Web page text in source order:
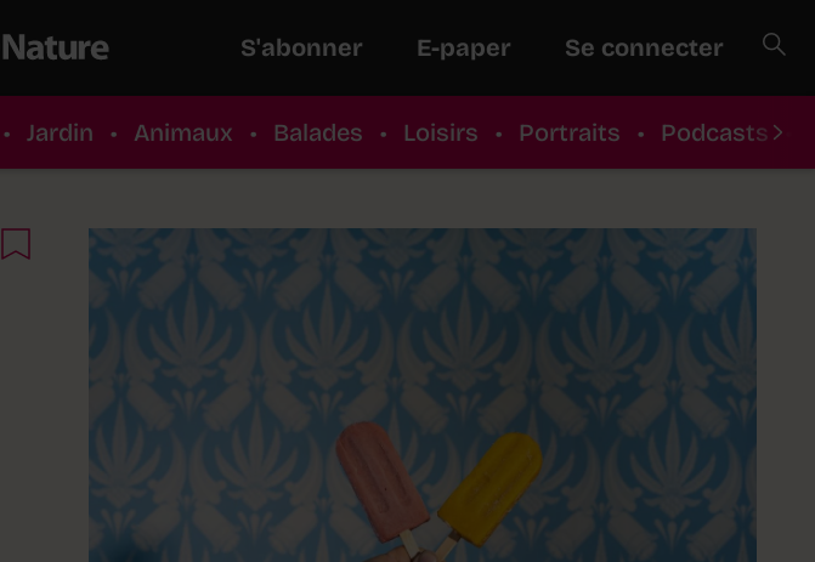
S'abonner E-paper Se connecter
• Jardin • Animaux • Balades • Loisirs • Portraits • Podcasts